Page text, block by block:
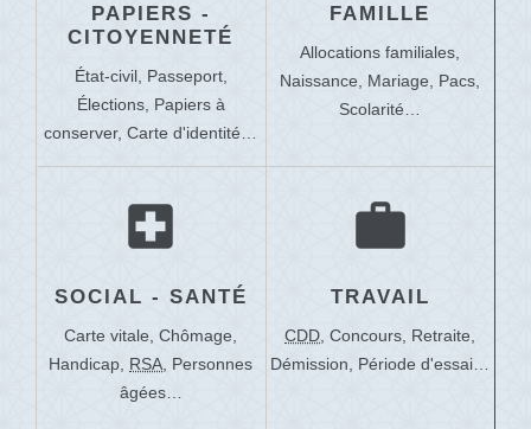
PAPIERS -
CITOYENNETÉ
État-civil, Passeport,
Élections, Papiers à
conserver,Carte d'identité…
FAMILLE
Allocations familiales,
Naissance, Mariage, Pacs,
Scolarité…
local_hospital
SOCIAL - SANTÉ
Carte vitale,Chômage,
Handicap, RSA Personnes
âgées…
work
TRAVAIL
CDD ,Concours, Retraite,
Démission, Période d'essai…